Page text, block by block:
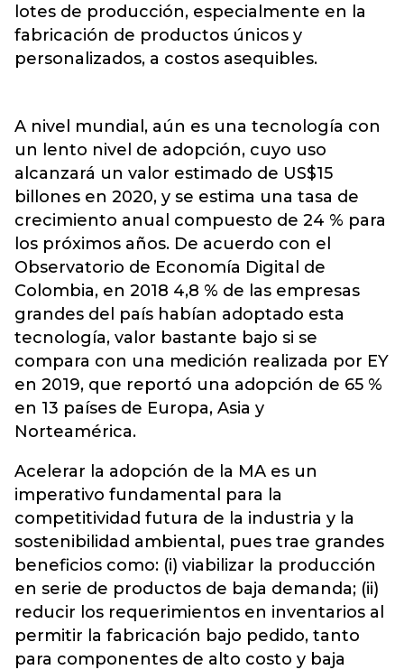
lotes de producción, especialmente en la
fabricación de productos únicos y
personalizados, a costos asequibles.
A nivel mundial, aún es una tecnología con
un lento nivel de adopción, cuyo uso
alcanzará un valor estimado de US$15
billones en 2020, y se estima una tasa de
crecimiento anual compuesto de 24 % para
los próximos años. De acuerdo con el
Observatorio de Economía Digital de
Colombia, en 2018 4,8 % de las empresas
grandes del país habían adoptado esta
tecnología, valor bastante bajo si se
compara con una medición realizada por EY
en 2019, que reportó una adopción de 65 %
en 13 países de Europa, Asia y
Norteamérica.
Acelerar la adopción de la MA es un
imperativo fundamental para la
competitividad futura de la industria y la
sostenibilidad ambiental, pues trae grandes
beneficios como: (i) viabilizar la producción
en serie de productos de baja demanda; (ii)
reducir los requerimientos en inventarios al
permitir la fabricación bajo pedido, tanto
para componentes de alto costo y baja